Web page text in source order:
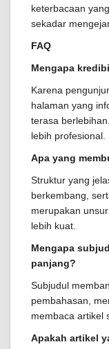
keterbacaan
sekadar
FAQ
Mengapa
Karena
halaman yang
terasa
lebih profesional.
Apa yang
Struktur yang
berkembang,
merupakan
lebih kuat.
Mengapa
panjang?
Subjudul
pembahasan,
membaca artikel
Apakah artikel